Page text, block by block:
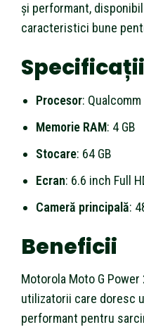
și performant,
caracteristici bune
Specificații
Procesor:
Memorie RAM: 4 GB
Stocare: 64 GB
Ecran: 6.6 inch Full
Cameră principală:
Beneficii
Motorola Moto G
utilizatorii care doresc
performant pentru